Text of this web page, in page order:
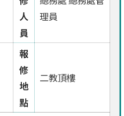
人
員
理員
報
修
地
點
二教頂樓